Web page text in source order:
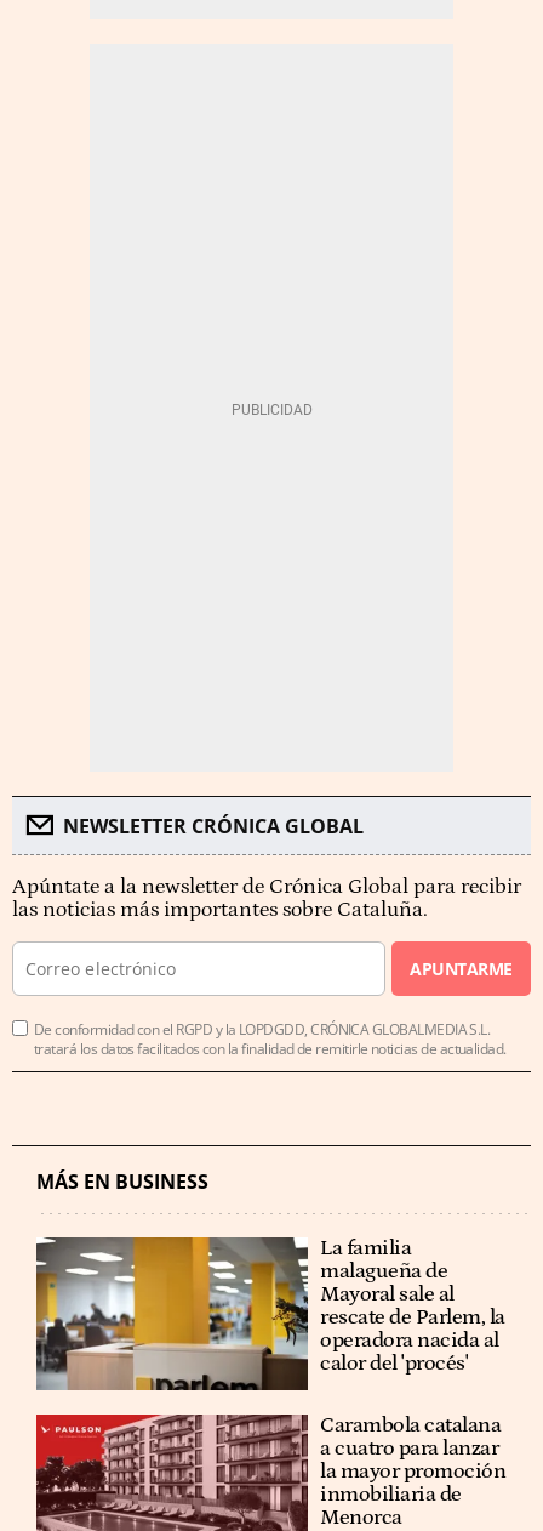
NEWSLETTER CRÓNICA GLOBAL
Apúntate a la newsletter de Crónica Global para recibir
las noticias más importantes sobre Cataluña.
APUNTARME
De conformidad con el RGPD y la LOPDGDD, CRÓNICA GLOBALMEDIA S.L.
tratará los datos facilitados con la finalidad de remitirle noticias de actualidad.
MÁS EN BUSINESS
La familia
malagueña de
Mayoral sale al
rescate de Parlem, la
operadora nacida al
calor del 'procés'
Carambola catalana
a cuatro para lanzar
la mayor promoción
inmobiliaria de
Menorca